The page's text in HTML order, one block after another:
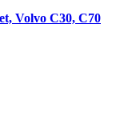
Volvo C30, C70